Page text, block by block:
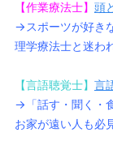
【作業療法士】 頭
→スポーツが好き
理学療法士と迷わ
【言語聴覚士】 言
→「話す・聞く・
お家が遠い人も必